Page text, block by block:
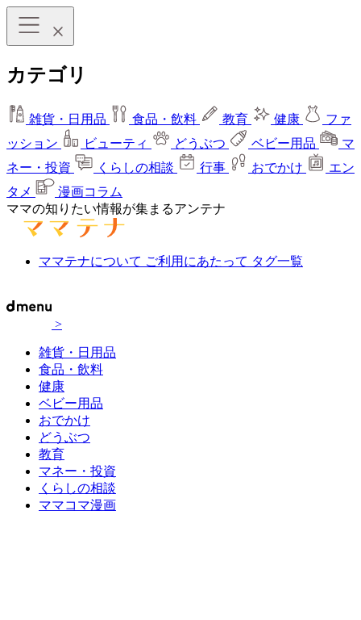
カテゴリ
雑貨・日用品 食品・飲料 教育 健康
ファ
ッション
ビューティ どうぶつ ベビー用品
マ
ネー・投資
くらしの相談 行事 おでかけ
エン
タメ
漫画コラム
ママの知りたい情報が集まるアンテナ
ママテナについて ご利用にあたって タグ一覧
>
雑貨・日用品
食品・飲料
健康
ベビー用品
おでかけ
どうぶつ
教育
マネー・投資
くらしの相談
ママコマ漫画